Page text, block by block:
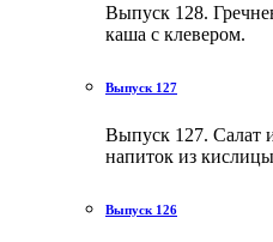
Выпуск 128.
каша с клевером.
Выпуск 127
Выпуск 127. Салат
напиток из
Выпуск 126